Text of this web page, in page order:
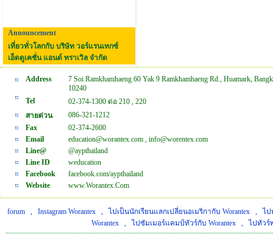
Announcement
เที่ยวทั่วโลกกับ บริษัท วอร์แรนเทกซ์
เอ็ดดูเคชั่น แอนด์ ทราเวิล จำกัด
Address
7 Soi Ramkhamhaeng 60 Yak 9 Ramkhamhaeng Rd., Huamark,
10240
Tel
02-374-1300 ต่อ 210 , 220
สายด่วน
086-321-1212
Fax
02-374-2600
Email
education@worantex.com , info@worentex.com
Line@
@aypthailand
Line ID
weducation
Facebook
facebook.com/aypthailand
Website
www.Worantex.Com
forum , Instagram Worantex , ไปเป็นนักเรียนแลกเปลี่ยนอเมริกากับ Worantex , ไป
Worantex, ไปซัมเมอร์แคมป์ทัวร์กับ Worantex, ไปทัวร์